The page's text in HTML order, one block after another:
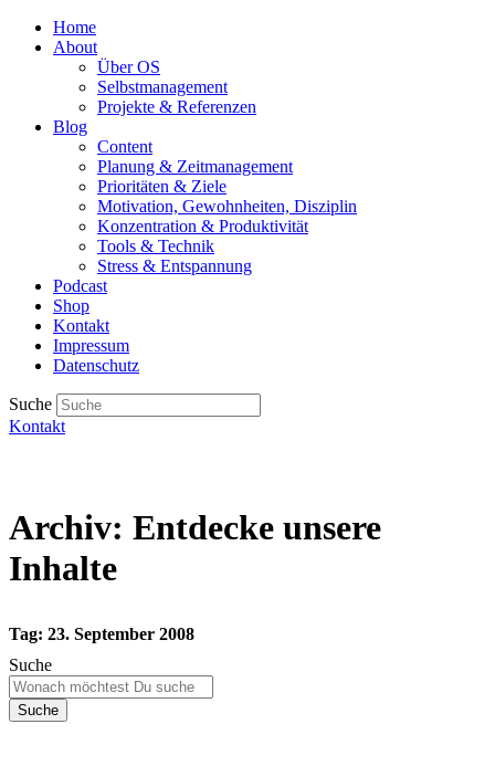
Home
About
Über OS
Selbstmanagement
Projekte & Referenzen
Blog
Content
Planung & Zeitmanagement
Prioritäten & Ziele
Motivation, Gewohnheiten, Disziplin
Konzentration & Produktivität
Tools & Technik
Stress & Entspannung
Podcast
Shop
Kontakt
Impressum
Datenschutz
Suche
Kontakt
Archiv: Entdecke unsere
Inhalte
Tag: 23. September 2008
Suche
Suche